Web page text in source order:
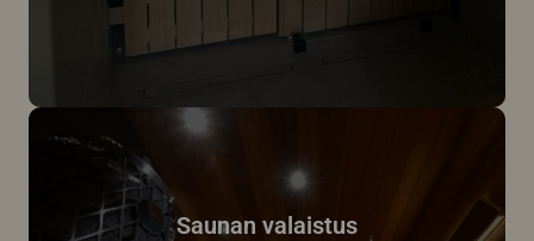
Saunan valaistus